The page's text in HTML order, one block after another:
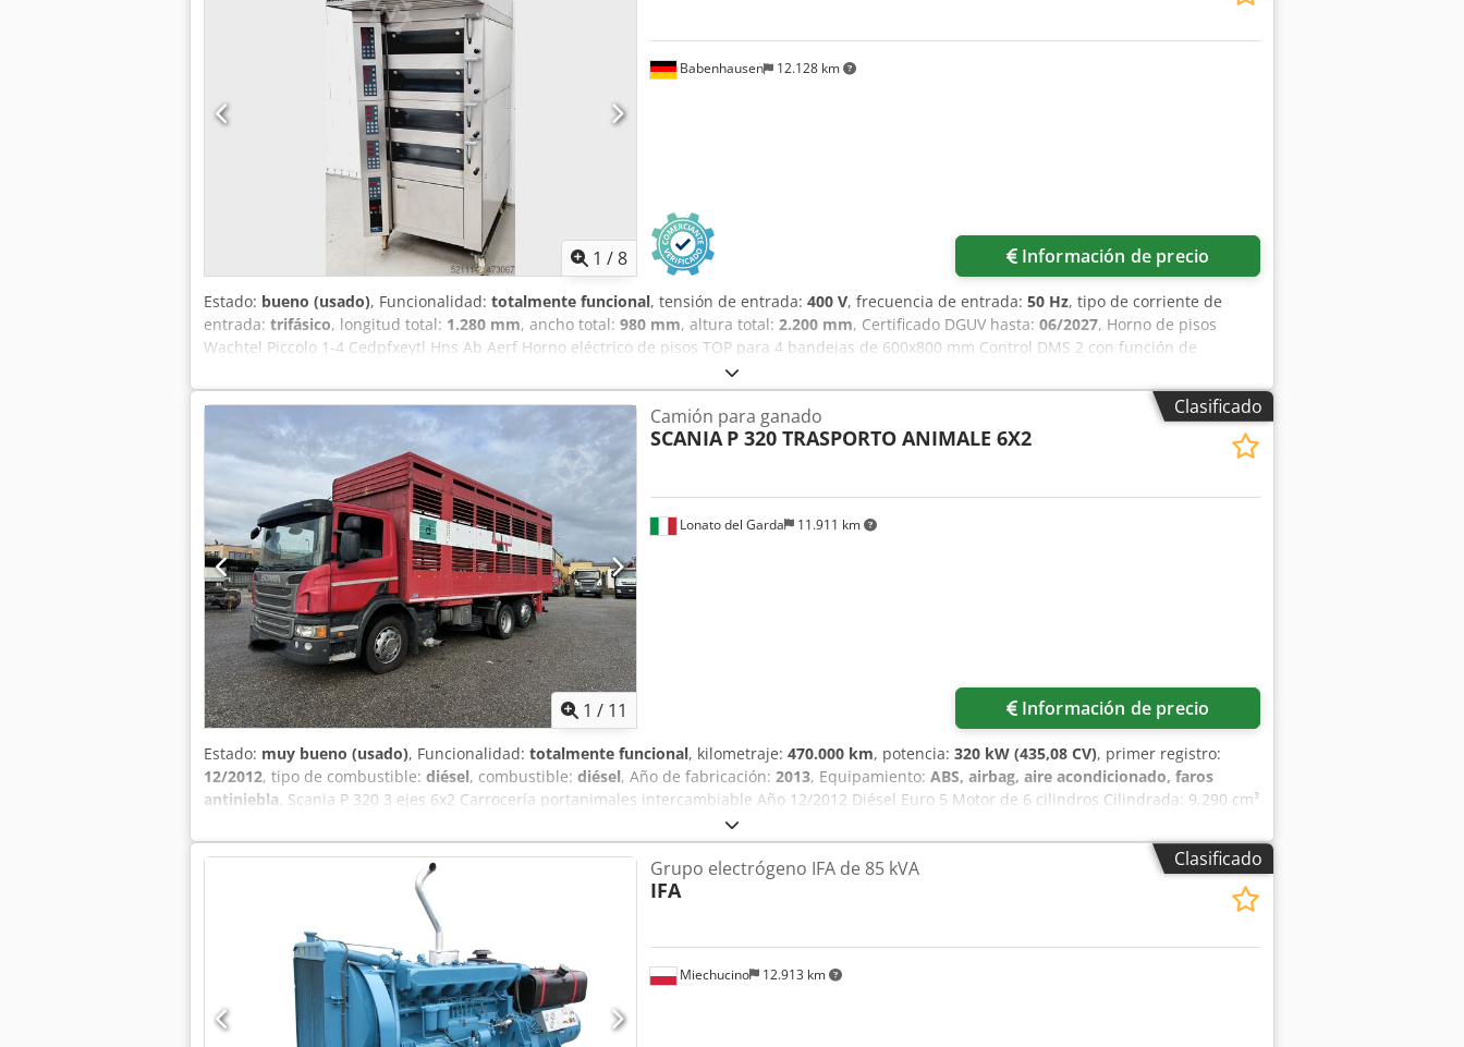
1 /8
Babenhausen 12.128 km
Información de precio
Estado: bueno (usado), Funcionalidad: totalmente funcional, tensión de entrada: 400 V, frecuencia de entrada: 50 Hz, tipo de corriente de
entrada: trifásico, longitud total: 1.280 mm, ancho total: 980 mm, altura total: 2.200 mm, Certificado DGUV hasta: 06/2027, Horno de pisos
Wachtel Piccolo 1-4 Cedpfxeytl Hns Ab Aerf Horno eléctrico de pisos TOP para 4 bandejas de 600x800 mm Control DMS 2 con función de
arranque nocturno Armario de fermentación & campana de extracción Conexión: 400V, enchufe 16A-CEE Dimensiones: 980 x 1280 x 2200 mm
(AnxPrxAl) Horno móvil Horno usado Opcional: Filtro de agua Bandejas de horneado Regulador de presión Contrato de mantenimiento Servicio
de entrega Puesta en marcha e instrucción ¡Más hornos disponibles en nuestra gran exposición!
Clasificado
1 / 11
Lonato del Garda 11.911 km
Camión para ganado
SCANIA P 320 TRASPORTO ANIMALE 6X2
Información de precio
Estado: muy bueno (usado), Funcionalidad: totalmente funcional, kilometraje: 470.000 km, potencia: 320 kW (435,08 CV), primer registro:
12/2012, tipo de combustible: diésel, combustible: diésel, Año de fabricación: 2013, Equipamiento: ABS, airbag, aire acondicionado, faros
antiniebla, Scania P 320 3 ejes 6x2 Carrocería portanimales intercambiable Año 12/2012 Diésel Euro 5 Motor de 6 cilindros Cilindrada: 9.290 cm³
Potencia: 320 CV Cambio automático con embrague Freno motor MMA: 26.000 kg Carga útil: 17.700 kg Distancia entre ejes: 4.200 mm Longitud
carrocería: 7.100 mm Longitud total camión: 9.050 mm Suspensión trasera neumática + 3º eje direccional elevable Neumáticos al 70% ABS Radio
Aire acondicionado Elevalunas y retrovisores eléctricos Credpfxox Atm Ts Ab Asf 470.000 km.
Clasificado
Miechucino 12.913 km
Grupo electrógeno IFA de 85 kVA
IFA